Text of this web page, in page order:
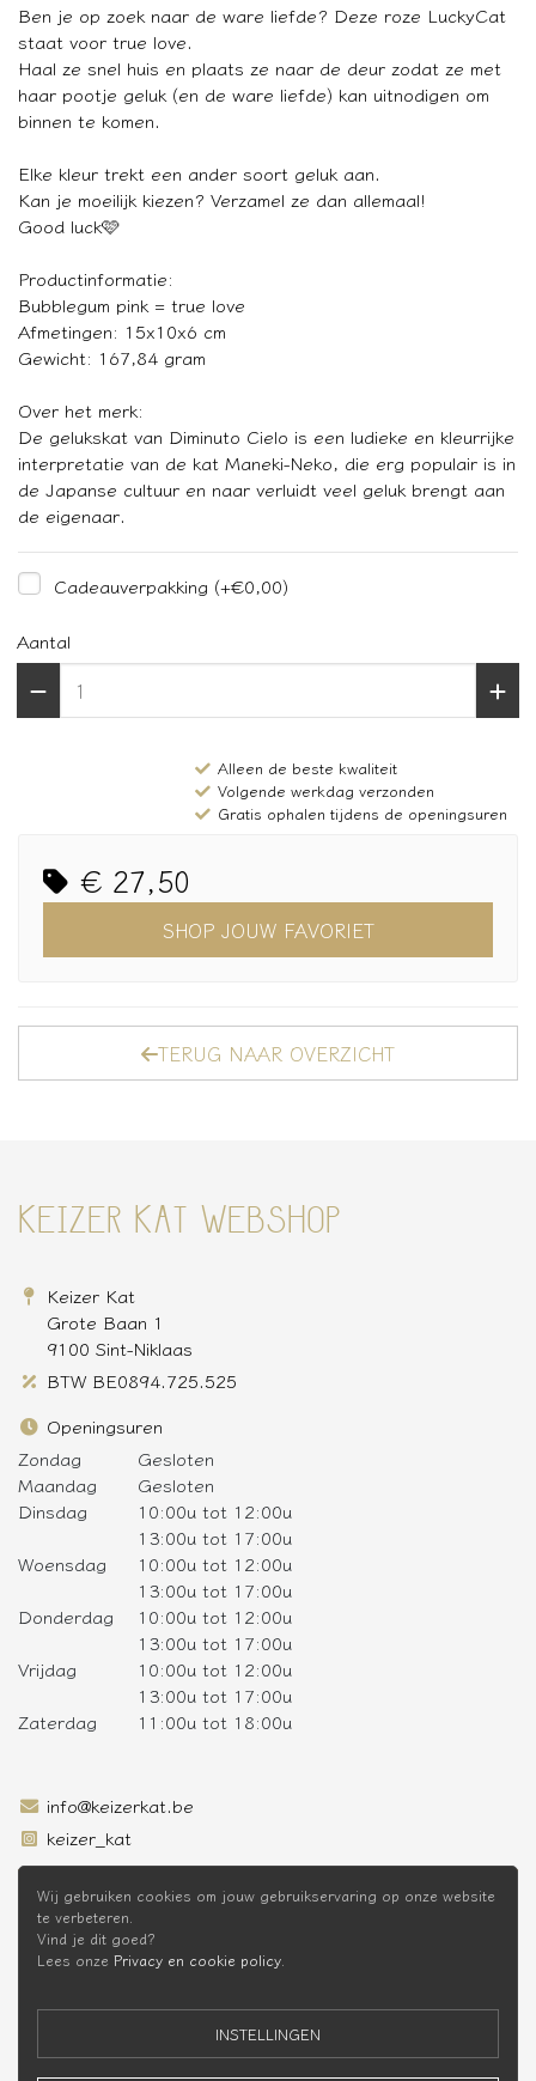
Ben je op zoek naar de ware liefde? Deze roze LuckyCat
staat voor true love.
Haal ze snel huis en plaats ze naar de deur zodat ze met
haar pootje geluk (en de ware liefde) kan uitnodigen om
binnen te komen.
Elke kleur trekt een ander soort geluk aan.
Kan je moeilijk kiezen? Verzamel ze dan allemaal!
Good luck🩷
Productinformatie:
Bubblegum pink = true love
Afmetingen: 15x10x6 cm
Gewicht: 167,84 gram
Over het merk:
De gelukskat van Diminuto Cielo is een ludieke en kleurrijke
interpretatie van de kat Maneki-Neko, die erg populair is in
de Japanse cultuur en naar verluidt veel geluk brengt aan
de eigenaar.
Cadeauverpakking (+€0,00)
Aantal
Alleen de beste kwaliteit
Volgende werkdag verzonden
Gratis ophalen tijdens de openingsuren
€ 27,50
SHOP JOUW FAVORIET
TERUG NAAR OVERZICHT
KEIZER KAT WEBSHOP
Keizer Kat
Grote Baan 1
9100 Sint-Niklaas
BTW BE0894.725.525
Openingsuren
Zondag
Gesloten
Maandag
Gesloten
Dinsdag
10:00u tot 12:00u
13:00u tot 17:00u
Woensdag
10:00u tot 12:00u
13:00u tot 17:00u
Donderdag
10:00u tot 12:00u
13:00u tot 17:00u
Vrijdag
10:00u tot 12:00u
13:00u tot 17:00u
Zaterdag
11:00u tot 18:00u
info@keizerkat.be
keizer_kat
SCHRIJF JE IN OP DE NIEUWSBRIEF
* Niet cumuleerbaar met andere kortingen
Wij gebruiken cookies om jouw gebruikservaring op onze website
te verbeteren.
Vind je dit goed?
Lees onze Privacy en cookie policy.
INSTELLINGEN